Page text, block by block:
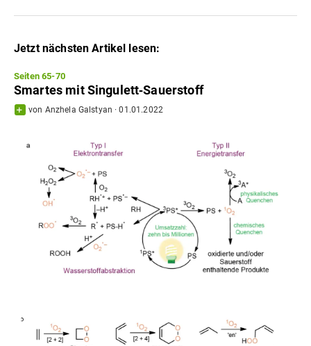
Jetzt nächsten Artikel lesen:
Seiten 65-70
Smartes mit Singulett‐Sauerstoff
von Anzhela Galstyan ·01.01.2022